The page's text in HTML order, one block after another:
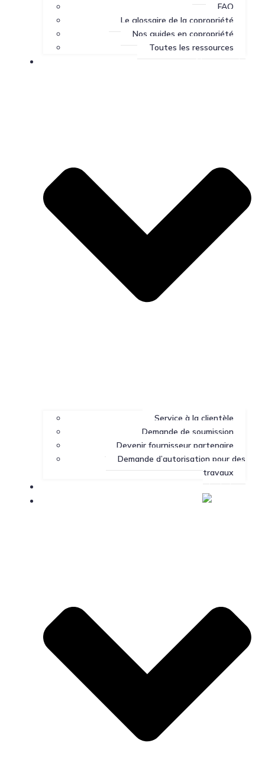
FAQ
Le glossaire de la copropriété
Nos guides en copropriété
Toutes les ressources
Nous joindre
Service à la clientèle
Demande de soumission
Devenir fournisseur partenaire
Demande d’autorisation pour des
travaux
Portail client